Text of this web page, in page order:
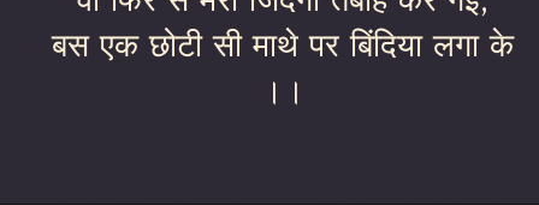
बस एक छोटी सी माथे पर बिंदिया लगा के
।।